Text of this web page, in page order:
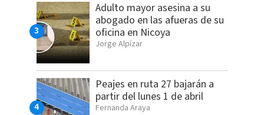
Adulto mayor asesina a su
abogado en las afueras de su
oficina en Nicoya
Jorge Alpízar
Peajes en ruta 27 bajarán a
partir del lunes 1 de abril
Fernanda Araya